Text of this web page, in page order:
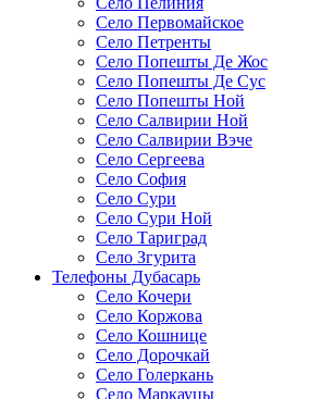
Село Первомайское
Село Петренты
Село Попешты Де Жос
Село Попешты Де Сус
Село Попешты Ной
Село Салвирии Ной
Село Салвирии Вэче
Село Сергеева
Село София
Село Сури
Село Сури Ной
Село Тариград
Село Згурита
Телефоны Дубасарь
Село Кочери
Село Коржова
Село Кошнице
Село Дорочкай
Село Голеркань
Село Маркауцы